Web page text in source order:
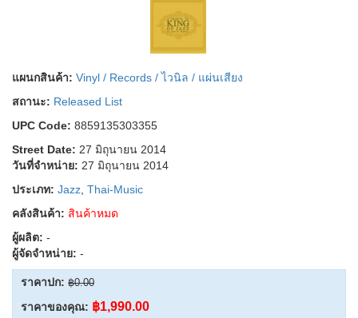
แผนกสินค้า: Vinyl / Records / ไวนิล / แผ่นเสียง
สถานะ: Released List
UPC Code: 8859135303355
Street Date: 27 มิถุนายน 2014
วันที่จำหน่าย: 27 มิถุนายน 2014
ประเภท: Jazz Thai-Music
คลังสินค้า: สินค้าหมด
ผู้ผลิต: -
ผู้จัดจำหน่าย: -
ราคาปก: ฿0.00
ราคาของคุณ: ฿1,990.00